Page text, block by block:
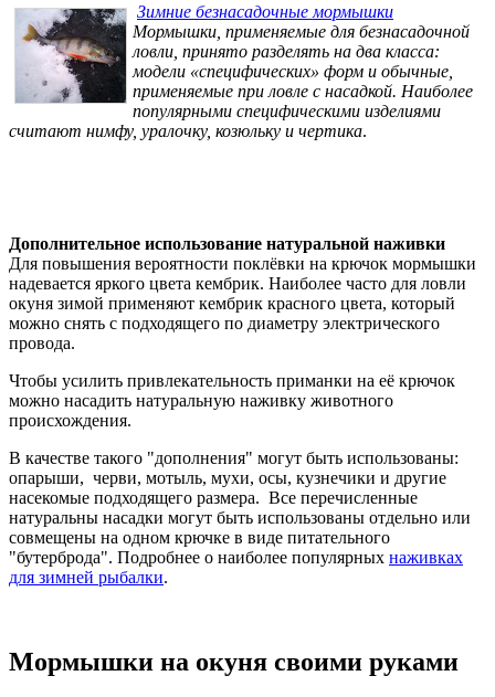
Зимние безнасадочные мормышки
Мормышки, применяемые для безнасадочной
ловли, принято разделять на два класса:
модели «специфических» форм и обычные,
применяемые при ловле с насадкой. Наиболее
популярными специфическими изделиями
считают нимфу, уралочку, козюльку и чертика.
Дополнительное использование натуральной наживки
Для повышения вероятности поклёвки на крючок мормышки
надевается яркого цвета кембрик. Наиболее часто для ловли
окуня зимой применяют кембрик красного цвета, который
можно снять с подходящего по диаметру электрического
провода.
Чтобы усилить привлекательность приманки на её крючок
можно насадить натуральную наживку животного
происхождения.
В качестве такого "дополнения" могут быть использованы:
опарыши, черви, мотыль, мухи, осы, кузнечики и другие
насекомые подходящего размера. Все перечисленные
натуральны насадки могут быть использованы отдельно или
совмещены на одном крючке в виде питательного
"бутерброда". Подробнее о наиболее популярных наживках
для зимней рыбалки.
Мормышки на окуня своими руками